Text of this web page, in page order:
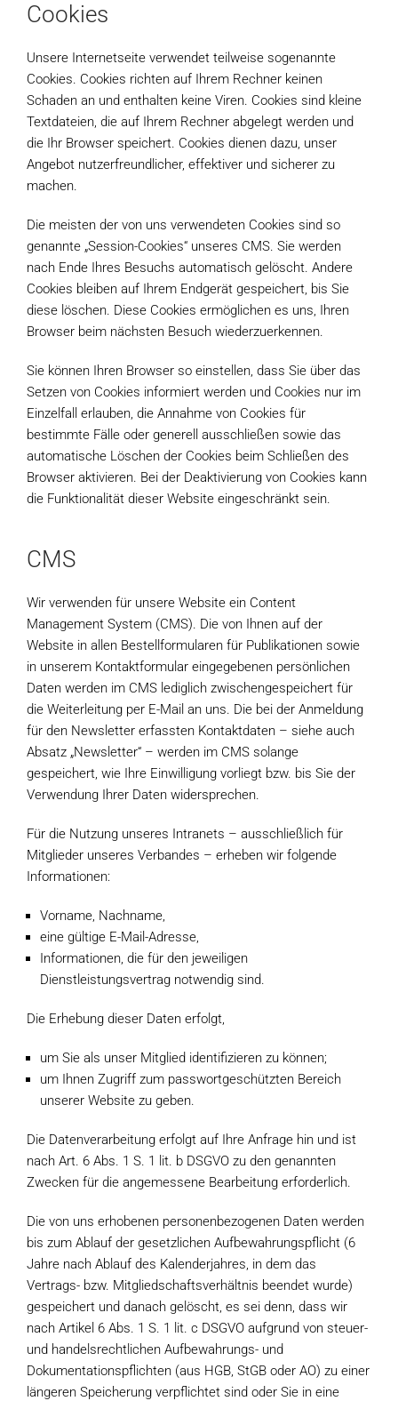
Cookies
Unsere Internetseite verwendet teilweise sogenannte
Cookies. Cookies richten auf Ihrem Rechner keinen
Schaden an und enthalten keine Viren. Cookies sind kleine
Textdateien, die auf Ihrem Rechner abgelegt werden und
die Ihr Browser speichert. Cookies dienen dazu, unser
Angebot nutzerfreundlicher, effektiver und sicherer zu
machen.
Die meisten der von uns verwendeten Cookies sind so
genannte „Session-Cookies“ unseres CMS. Sie werden
nach Ende Ihres Besuchs automatisch gelöscht. Andere
Cookies bleiben auf Ihrem Endgerät gespeichert, bis Sie
diese löschen. Diese Cookies ermöglichen es uns, Ihren
Browser beim nächsten Besuch wiederzuerkennen.
Sie können Ihren Browser so einstellen, dass Sie über das
Setzen von Cookies informiert werden und Cookies nur im
Einzelfall erlauben, die Annahme von Cookies für
bestimmte Fälle oder generell ausschließen sowie das
automatische Löschen der Cookies beim Schließen des
Browser aktivieren. Bei der Deaktivierung von Cookies kann
die Funktionalität dieser Website eingeschränkt sein.
CMS
Wir verwenden für unsere Website ein Content
Management System (CMS). Die von Ihnen auf der
Website in allen Bestellformularen für Publikationen sowie
in unserem Kontaktformular eingegebenen persönlichen
Daten werden im CMS lediglich zwischengespeichert für
die Weiterleitung per E-Mail an uns. Die bei der Anmeldung
für den Newsletter erfassten Kontaktdaten – siehe auch
Absatz „Newsletter“ – werden im CMS solange
gespeichert, wie Ihre Einwilligung vorliegt bzw. bis Sie der
Verwendung Ihrer Daten widersprechen.
Für die Nutzung unseres Intranets – ausschließlich für
Mitglieder unseres Verbandes – erheben wir folgende
Informationen:
Vorname, Nachname,
eine gültige E-Mail-Adresse,
Informationen, die für den jeweiligen
Dienstleistungsvertrag notwendig sind.
Die Erhebung dieser Daten erfolgt,
um Sie als unser Mitglied identifizieren zu können;
um Ihnen Zugriff zum passwortgeschützten Bereich
unserer Website zu geben.
Die Datenverarbeitung erfolgt auf Ihre Anfrage hin und ist
nach Art. 6 Abs. 1 S. 1 lit. b DSGVO zu den genannten
Zwecken für die angemessene Bearbeitung erforderlich.
Die von uns erhobenen personenbezogenen Daten werden
bis zum Ablauf der gesetzlichen Aufbewahrungspflicht (6
Jahre nach Ablauf des Kalenderjahres, in dem das
Vertrags- bzw. Mitgliedschaftsverhältnis beendet wurde)
gespeichert und danach gelöscht, es sei denn, dass wir
nach Artikel 6 Abs. 1 S. 1 lit. c DSGVO aufgrund von steuer-
und handelsrechtlichen Aufbewahrungs- und
Dokumentationspflichten (aus HGB, StGB oder AO) zu einer
längeren Speicherung verpflichtet sind oder Sie in eine